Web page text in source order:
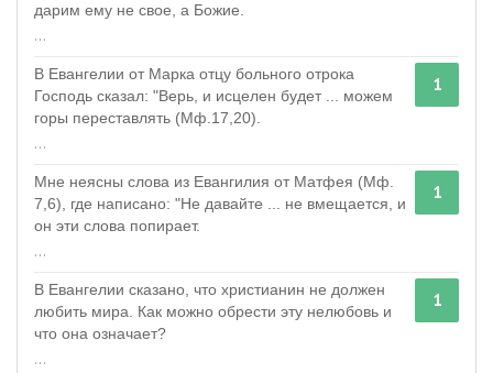
дарим ему не свое, а Божие.
...
1
В Евангелии от Марка отцу больного отрока
Господь сказал: "Верь, и исцелен будет ... можем
горы переставлять (Мф.17,20).
...
1
Мне неясны слова из Евангилия от Матфея (Мф.
7,6), где написано: "Не давайте ... не вмещается, и
он эти слова попирает.
...
1
В Евангелии сказано, что христианин не должен
любить мира. Как можно обрести эту нелюбовь и
что она означает?
...